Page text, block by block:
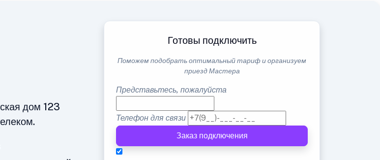
дом 123
Готовы подключить
Поможем подобрать оптимальный тариф и организуем
приезд Мастера
Представьтесь, пожалуйста
Телефон для связи
Заказ подключения